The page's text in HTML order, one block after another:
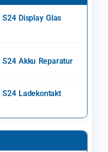
Display Glas
Akku Reparatur
Ladekontakt